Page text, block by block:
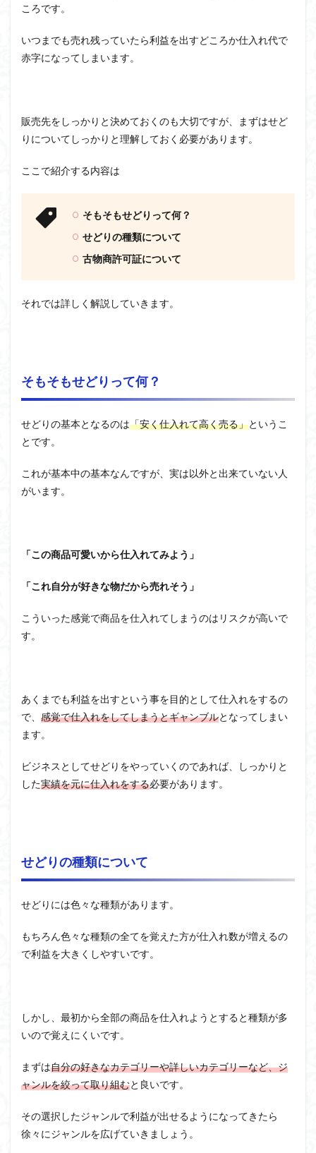
ころです。
いつまでも売れ残っていたら利益を出すどころか仕入れ代で
赤字になってしまいます。
販売先をしっかりと決めておくのも大切ですが、まずはせど
りについてしっかりと理解しておく必要があります。
ここで紹介する内容は
そもそもせどりって何？
せどりの種類について
古物商許可証について
それでは詳しく解説していきます。
そもそもせどりって何？
せどりの基本となるのは「安く仕入れて高く売る」というこ
とです。
これが基本中の基本なんですが、実は以外と出来ていない人
がいます。
「この商品可愛いから仕入れてみよう」
「これ自分が好きな物だから売れそう」
こういった感覚で商品を仕入れてしまうのはリスクが高いで
す。
あくまでも利益を出すという事を目的として仕入れをするの
で、 感覚で仕入れをしてしまうとギャンブルとなってしまい
ます。
ビジネスとしてせどりをやっていくのであれば、しっかりと
した実績を元に仕入れをする必要があります。
せどりの種類について
せどりには色々な種類があります。
もちろん色々な種類の全てを覚えた方が仕入れ数が増えるの
で利益を大きくしやすいです。
しかし、最初から全部の商品を仕入れようとすると種類が多
いので覚えにくいです。
まずは自分の好きなカテゴリーや詳しいカテゴリーなど、ジ
ャンルを絞って取り組むと良いです。
その選択したジャンルで利益が出せるようになってきたら
徐々にジャンルを広げていきましょう。